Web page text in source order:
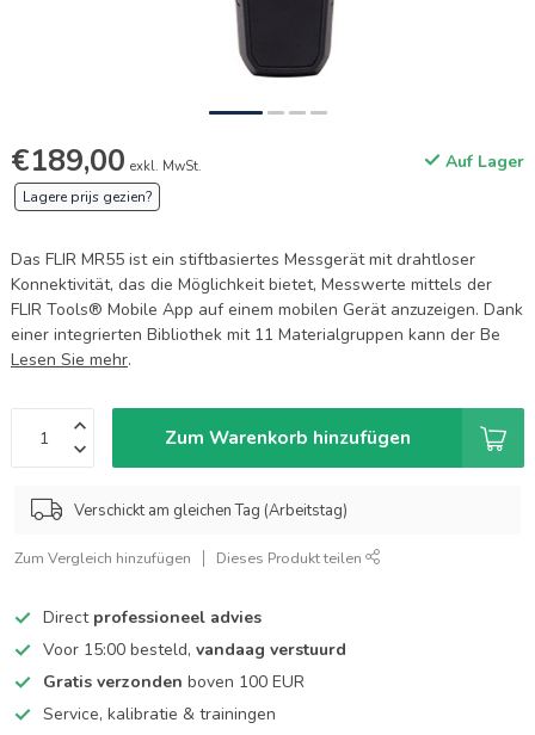
€189,00 exkl. MwSt. Auf Lager
Lagere prijs gezien?
Das FLIR MR55 ist ein stiftbasiertes Messgerät mit drahtloser
Konnektivität, das die Möglichkeit bietet, Messwerte mittels der
FLIR Tools® Mobile App auf einem mobilen Gerät anzuzeigen. Dank
einer integrierten Bibliothek mit 11 Materialgruppen kann der Be
Lesen Sie mehr.
Zum Warenkorb hinzufügen
Verschickt am gleichen Tag (Arbeitstag)
Zum Vergleich hinzufügen Dieses Produkt teilen
Direct professioneel advies
Voor 15:00 besteld, vandaag verstuurd
Gratis verzonden boven 100 EUR
Service, kalibratie & trainingen